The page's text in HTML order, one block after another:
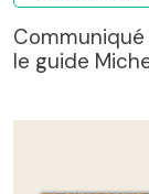
Communiqué
le guide